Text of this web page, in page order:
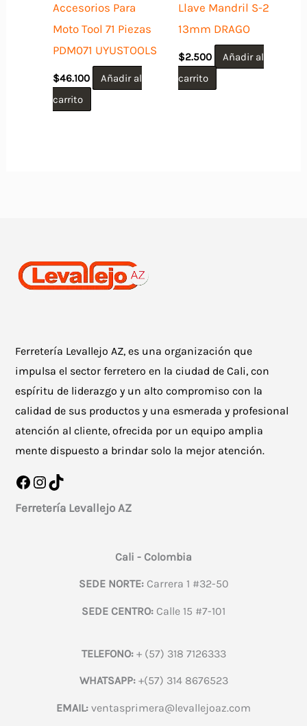
Accesorios Para
Moto Tool 71 Piezas
PDM071 UYUSTOOLS
$46.100
Añadir al
carrito
Llave Mandril S-2
13mm DRAGO
$2.500
Añadir al
carrito
Ferretería Levallejo AZ, es una organización que
impulsa el sector ferretero en la ciudad de Cali, con
espíritu de liderazgo y un alto compromiso con la
calidad de sus productos y una esmerada y profesional
atención al cliente, ofrecida por un equipo amplia
mente dispuesto a brindar solo la mejor atención.
Facebook
Instagram
TikTok
Ferretería Levallejo AZ
Cali - Colombia
SEDE NORTE:Carrera 1 #32-50
SEDE CENTRO: Calle 15 #7-101
TELEFONO:+ (57) 318 7126333
WHATSAPP:+(57) 314 8676523
EMAIL: ventasprimera@levallejoaz.com